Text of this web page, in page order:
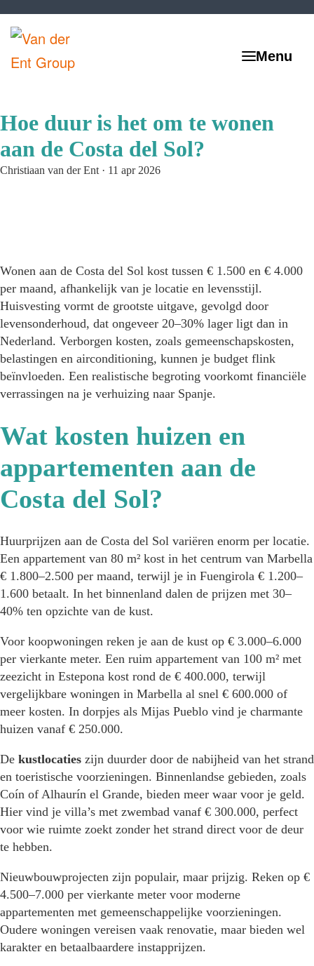
Hoe duur is het om te wonen
aan de Costa del Sol?
Christiaan van der Ent· 11 apr 2026
Wonen aan de Costa del Sol kost tussen € 1.500 en € 4.000
per maand, afhankelijk van je locatie en levensstijl.
Huisvesting vormt de grootste uitgave, gevolgd door
levensonderhoud, dat ongeveer 20–30% lager ligt dan in
Nederland. Verborgen kosten, zoals gemeenschapskosten,
belastingen en airconditioning, kunnen je budget flink
beïnvloeden. Een realistische begroting voorkomt financiële
verrassingen na je verhuizing naar Spanje.
Wat kosten huizen en
appartementen aan de
Costa del Sol?
Huurprijzen aan de Costa del Sol variëren enorm per locatie.
Een appartement van 80 m² kost in het centrum van Marbella
€ 1.800–2.500 per maand, terwijl je in Fuengirola € 1.200–
1.600 betaalt. In het binnenland dalen de prijzen met 30–
40% ten opzichte van de kust.
Voor koopwoningen reken je aan de kust op € 3.000–6.000
per vierkante meter. Een ruim appartement van 100 m² met
zeezicht in Estepona kost rond de € 400.000, terwijl
vergelijkbare woningen in Marbella al snel € 600.000 of
meer kosten. In dorpjes als Mijas Pueblo vind je charmante
huizen vanaf € 250.000.
De kustlocaties zijn duurder door de nabijheid van het strand
en toeristische voorzieningen. Binnenlandse gebieden, zoals
Coín of Alhaurín el Grande, bieden meer waar voor je geld.
Hier vind je villa’s met zwembad vanaf € 300.000, perfect
voor wie ruimte zoekt zonder het strand direct voor de deur
te hebben.
Nieuwbouwprojecten zijn populair, maar prijzig. Reken op €
4.500–7.000 per vierkante meter voor moderne
appartementen met gemeenschappelijke voorzieningen.
Oudere woningen vereisen vaak renovatie, maar bieden wel
karakter en betaalbaardere instapprijzen.